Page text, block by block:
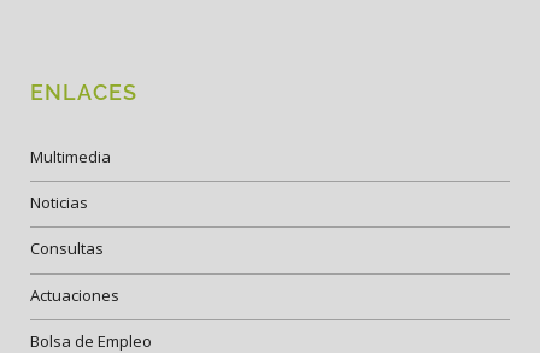
ENLACES
Multimedia
Noticias
Consultas
Actuaciones
Bolsa de Empleo